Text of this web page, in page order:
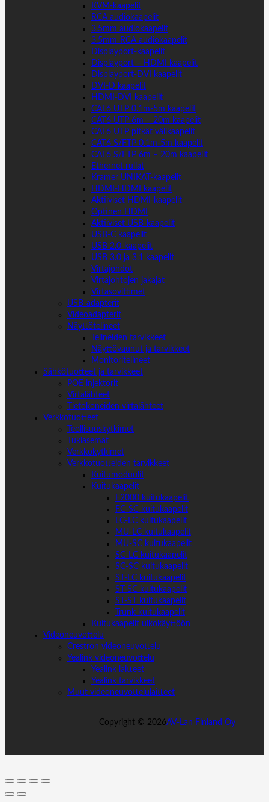
KVM-kaapelit
RCA audiokaapelit
3.5mm audiokaapelit
3.5mm-RCA audiokaapelit
Displayport-kaapelit
Displayport – HDMI kaapelit
Displayport-DVI kaapelit
DVI-D kaapelit
HDMI-DVI kaapelit
CAT6 UTP 0.1m-5m kaapelit
CAT6 UTP 6m – 20m kaapelit
CAT6 UTP pitkät välikaapelit
CAT6 S/FTP 0.1m-5m kaapelit
CAT6 S/FTP 6m – 20m kaapelit
Ethernet rullat
Kramer UNIKAT-kaapelit
HDMI-HDMI kaapelit
Aktiiviset HDMI-kaapelit
Optinen HDMI
Aktiiviset USB-kaapelit
USB-C kaapelit
USB 2.0-kaapelit
USB 3.0 ja 3.1 kaapelit
Virtajohdot
Virtajohtojen jakajat
Virtasovittimet
USB-adapterit
Videoadapterit
Näyttötelineet
Telineiden tarvikkeet
Näyttövaunut ja tarvikkeet
Monitoritelineet
Sähkötuotteet ja tarvikkeet
POE injektorit
Virtalähteet
Tietokoneiden virtalähteet
Verkkotuotteet
Teollisuuskytkimet
Tukiasemat
Verkkokytkimet
Verkkotuotteiden tarvikkeet
Kuitumoduulit
Kuitukaapelit
E2000 kuitukaapelit
FC-SC kuitukaapelit
LC-LC kuitukaapelit
MU-LC kuitukaapelit
MU-SC kuitukaapelit
SC-LC kuitukaapelit
SC-SC kuitukaapelit
ST-LC kuitukaapelit
ST-SC kuitukaapelit
ST-ST kuitukaapelit
Trunk kuitukaapelit
Kuitukaapelit ulkokäyttöön
Videoneuvottelu
Crestron videoneuvottelu
Yealink videoneuvottelu
Yealink laitteet
Yealink tarvikkeet
Muut videoneuvottelulaitteet
Copyright © 2026AV-Lan Finland Oy